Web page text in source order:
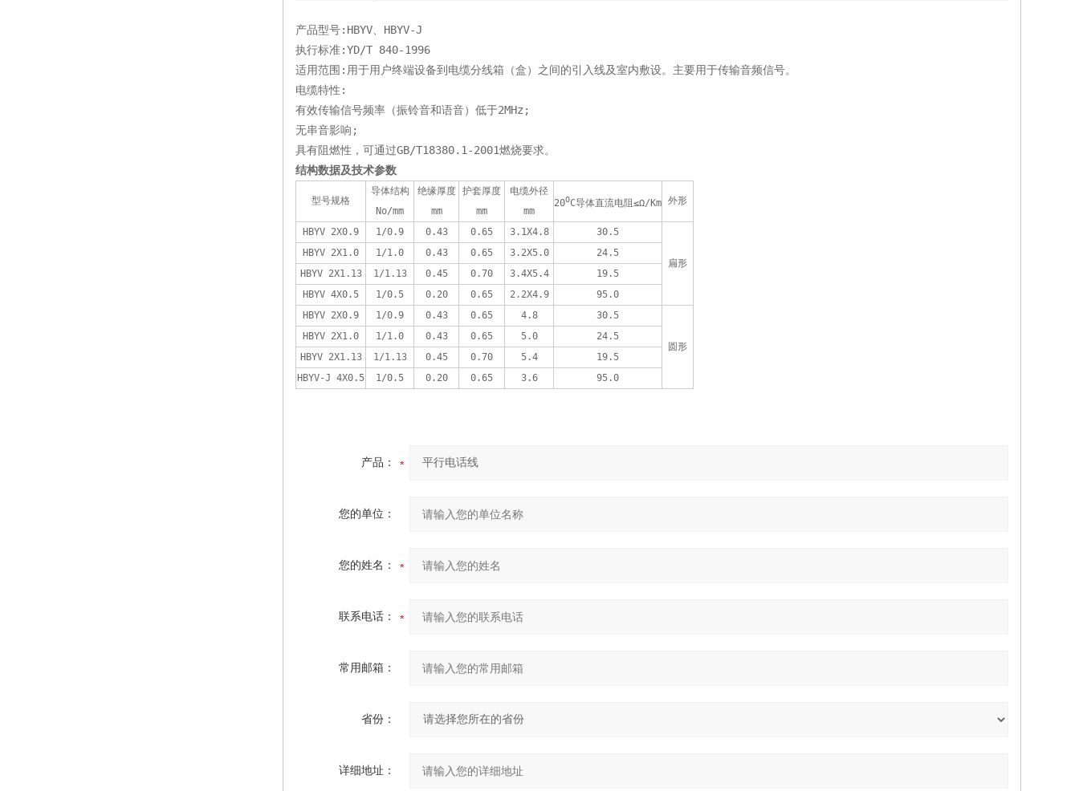
产品型号:HBYV、HBYV-J
执行标准:YD/T 840-1996
适用范围:用于用户终端设备到电缆分线箱（盒）之间的引入线及室内敷设。主要用于传输音频信号。
电缆特性:
有效传输信号频率（振铃音和语音）低于2MHz;
无串音影响;
具有阻燃性，可通过GB/T18380.1-2001燃烧要求。
结构数据及技术参数
型号规格
导体结构
No/mm
绝缘厚度
mm
护套厚度
mm
电缆外径
mm
20OC导体直流电阻≤Ω/Km 外形
HBYV 2X0.9 1/0.9 0.43 0.65 3.1X4.8 30.5
扁形
HBYV 2X1.0 1/1.0 0.43 0.65 3.2X5.0
24.5
HBYV 2X1.13
1/1.13 0.45 0.70 3.4X5.4
19.5
HBYV 4X0.5
1/0.5 0.20 0.65 2.2X4.9
95.0
HBYV 2X0.9
1/0.9 0.43 0.65 4.8 30.5
圆形
HBYV 2X1.0 1/1.0 0.43 0.65 5.0
24.5
HBYV 2X1.13
1/1.13 0.45 0.70 5.4
19.5
HBYV-J 4X0.5
1/0.5 0.20 0.65 3.6 95.0
产品：
您的单位：
您的姓名：
联系电话：
常用邮箱：
省份：
详细地址：